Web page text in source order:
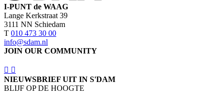
I-PUNT de WAAG
Lange Kerkstraat 39
3111 NN Schiedam
T 010 473 30 00
info@sdam.nl
JOIN OUR COMMUNITY
NIEUWSBRIEF UIT IN S'DAM
BLIJF OP DE HOOGTE